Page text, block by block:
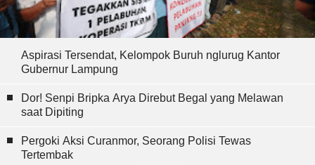
Aspirasi Tersendat, Kelompok Buruh nglurug Kantor
Gubernur Lampung
Dor! Senpi Bripka Arya Direbut Begal yang Melawan
saat Dipiting
Pergoki Aksi Curanmor, Seorang Polisi Tewas
Tertembak